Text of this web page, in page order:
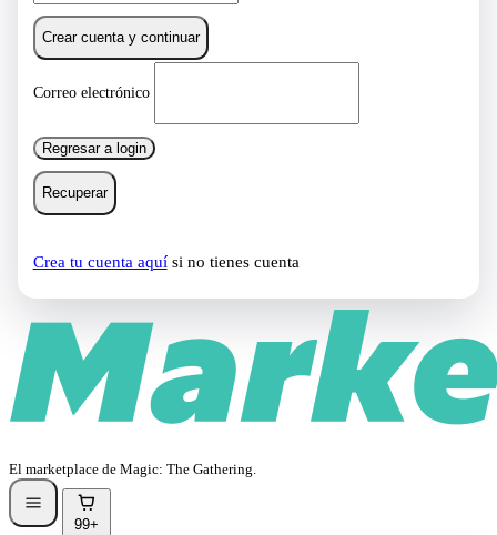
Crear cuenta y continuar
Correo electrónico
Regresar a login
Recuperar
Crea tu cuenta aquísi no tienes cuenta
El marketplace de Magic: The Gathering.
99+